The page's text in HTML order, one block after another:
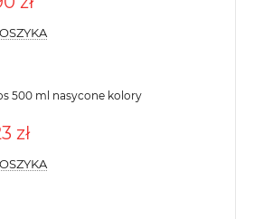
500 ml nasycone kolory
zł